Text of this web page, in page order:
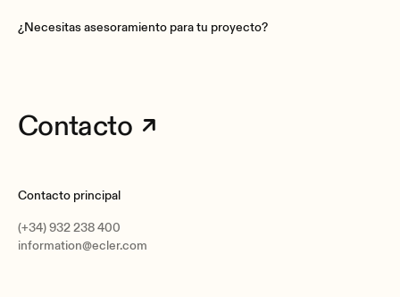
¿Necesitas asesoramiento para tu proyecto?
Contacto
Contacto principal
(+34) 932 238 400
information@ecler.com